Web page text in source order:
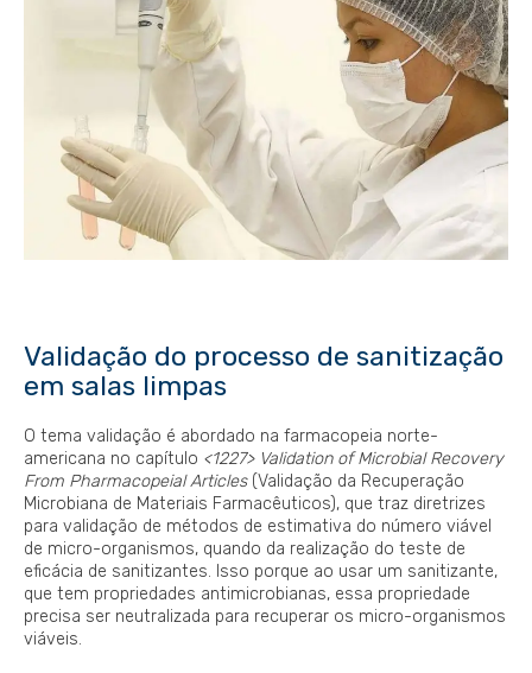
Validação do processo de sanitização
em salas limpas
O tema validação é abordado na farmacopeia norte-
americana no capítulo <1227> Validation of Microbial Recovery
From Pharmacopeial Articles(Validação da Recuperação
Microbiana de Materiais Farmacêuticos), que traz diretrizes
para validação de métodos de estimativa do número viável
de micro-organismos, quando da realização do teste de
eficácia de sanitizantes. Isso porque ao usar um sanitizante,
que tem propriedades antimicrobianas, essa propriedade
precisa ser neutralizada para recuperar os micro-organismos
viáveis.